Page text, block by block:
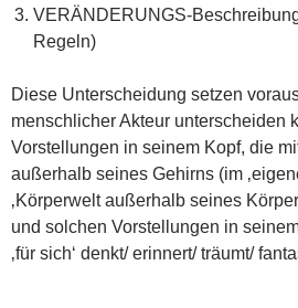
VERÄNDERUNGS-
Regeln)
Diese Unterscheidung setzen
menschlicher Akteur unterscheiden
Vorstellungen in seinem Kopf, die
außerhalb seines Gehirns (im
‚Körperwelt außerhalb seines
und solchen Vorstellungen in
‚für sich‘ denkt/ erinnert/ träumt/